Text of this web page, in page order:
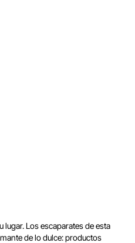
lugar. Los escaparates de esta
de lo dulce: productos